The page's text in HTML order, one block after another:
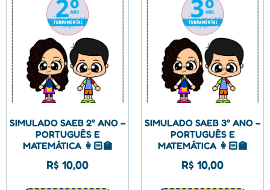
SIMULADO SAEB 2° ANO –
PORTUGUÊS E
MATEMÁTICA 👩🏻‍🏫
R$ 10,00
SIMULADO SAEB 3° ANO –
PORTUGUÊS E
MATEMÁTICA 👩🏻‍🏫
R$ 10,00